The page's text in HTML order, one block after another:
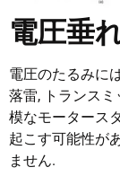
電圧垂
電圧のたるみに
落雷, トランス
模なモータース
起こす可能性が
ません.